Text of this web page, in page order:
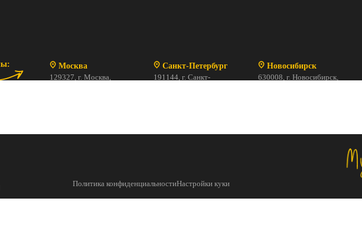
Москва
129327, г. Москва,
Санкт-Петербург
191144, г. Санкт-
Новосибирск
630008, г. Новосибирск,
Политика конфиденциальностиНастройки куки